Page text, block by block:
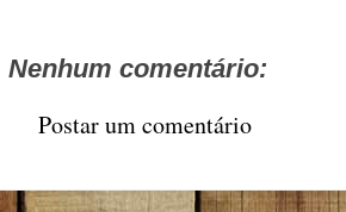
Nenhum comentário:
Postar um comentário